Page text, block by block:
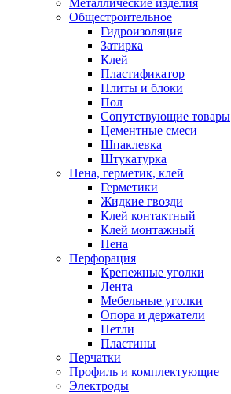
Металлические изделия
Общестроительное
Гидроизоляция
Затирка
Клей
Пластификатор
Плиты и блоки
Пол
Сопутствующие товары
Цементные смеси
Шпаклевка
Штукатурка
Пена, герметик, клей
Герметики
Жидкие гвозди
Клей контактный
Клей монтажный
Пена
Перфорация
Крепежные уголки
Лента
Мебельные уголки
Опора и держатели
Петли
Пластины
Перчатки
Профиль и комплектующие
Электроды